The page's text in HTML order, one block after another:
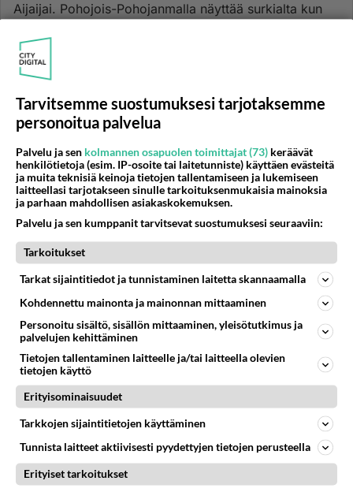
Aijaijai. Pohojois-Pohojanmalla näyttää surkialta kun
ja Oulun Hallit...
02.12.2025 11:02
Onko hintansa väärtti, viikko siivousta ajattelin teettää.
Haapavedellä. Iso omakotitalo....
02.12.2025 08:23
Vastattu 5kk
Sapettaa julmetusti talon osto Haapavedeltä
Ostettiin talo kolomisen vuotta sitte Haapaveeltä,
vaikka meillä oli tonttivaraus Ylivieskasta ja pankista
myönnetty tal...
01.12.2025 15:19
Tarvitsemme suostumuksesi tarjotaksemme
personoitua palvelua
Palvelu ja sen kolmannen osapuolen toimittajat (73) keräävät
henkilötietoja (esim. IP-osoite tai laitetunniste) käyttäen evästeitä
ja muita teknisiä keinoja tietojen tallentamiseen ja lukemiseen
laitteellasi tarjotakseen sinulle tarkoituksenmukaisia mainoksia
ja parhaan mahdollisen asiakaskokemuksen.
Palvelu ja sen kumppanit tarvitsevat suostumuksesi seuraaviin:
Tarkoitukset
Tarkat sijaintitiedot ja tunnistaminen laitetta skannaamalla
Kohdennettu mainonta ja mainonnan mittaaminen
Personoitu sisältö, sisällön mittaaminen, yleisötutkimus ja
palvelujen kehittäminen
Tietojen tallentaminen laitteelle ja/tai laitteella olevien
tietojen käyttö
Erityisominaisuudet
Tarkkojen sijaintitietojen käyttäminen
Tunnista laitteet aktiivisesti pyydettyjen tietojen perusteella
Erityiset tarkoitukset